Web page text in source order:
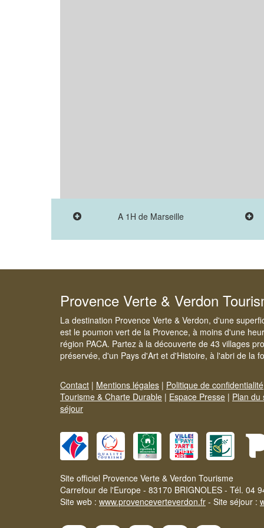
A 1H de Marseille
Provence Verte & Verdon
La destination Provence Verte & Verdon, d'une
est le poumon vert de la Provence, à moins d'une
région PACA. Partez à la découverte de 43 villages
préservée, d'un Pays d'Art et d'Histoire, à l'abri de la
Contact | Mentions légales | Politique de confidentialité
Tourisme & Charte Durable | Espace Presse | Plan du
séjour
Site officiel Provence Verte & Verdon Tourisme
Carrefour de l'Europe - 83170 BRIGNOLES - Tél. 04
Site web : www.provenceverteverdon.fr - Site séjour :